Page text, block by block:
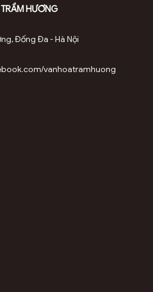
HƯƠNG
Đống Đa - Hà Nội
vanhoatramhuong